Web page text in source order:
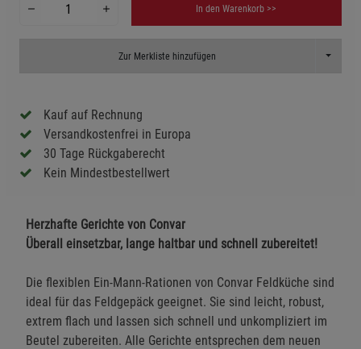
In den Warenkorb >>
Zur Merkliste hinzufügen Toggle
Kauf auf Rechnung
Versandkostenfrei in Europa
30 Tage Rückgaberecht
Kein Mindestbestellwert
Herzhafte Gerichte von Convar
Überall einsetzbar, lange haltbar und schnell zubereitet!
Die flexiblen Ein-Mann-Rationen von Convar Feldküche sind
ideal für das Feldgepäck geeignet. Sie sind leicht, robust,
extrem flach und lassen sich schnell und unkompliziert im
Beutel zubereiten. Alle Gerichte entsprechen dem neuen